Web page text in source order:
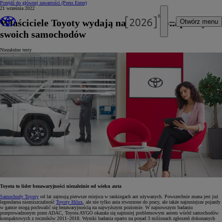
Przejdź do głównej zawartości (Press Enter)
Otwórz menu
21 września 2022
Właściciele Toyoty wydają najmniej na naprawy
swoich samochodów
Niezależne testy
Toyota to lider bezawaryjności niezależnie od wieku auta
Samochody Toyoty od lat zajmują pierwsze miejsca w rankingach aut używanych. Powszechnie znana jest już
legendarna niezniszczalność Toyoty Hilux , ale nie tylko auta stworzone do pracy, ale także najmniejsze pojazdy
w gamie mogą pochwalić się bezawaryjnością na najwyższym poziomie. W najnowszym badaniu
przeprowadzonym przez ADAC, Toyota AYGO okazała się najmniej problemowym autem wśród samochodów
kompaktowych z roczników 2011–2018. Wyniki badania oparto na ponad 3 milionach zgłoszeń dokonanych